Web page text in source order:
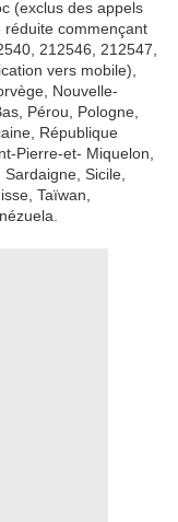
(exclus des appels
commençant
212546, 212547,
vers mobile),
Nouvelle-
Pérou, Pologne,
République
Pierre-et- Miquelon,
Sicile,
Taïwan,